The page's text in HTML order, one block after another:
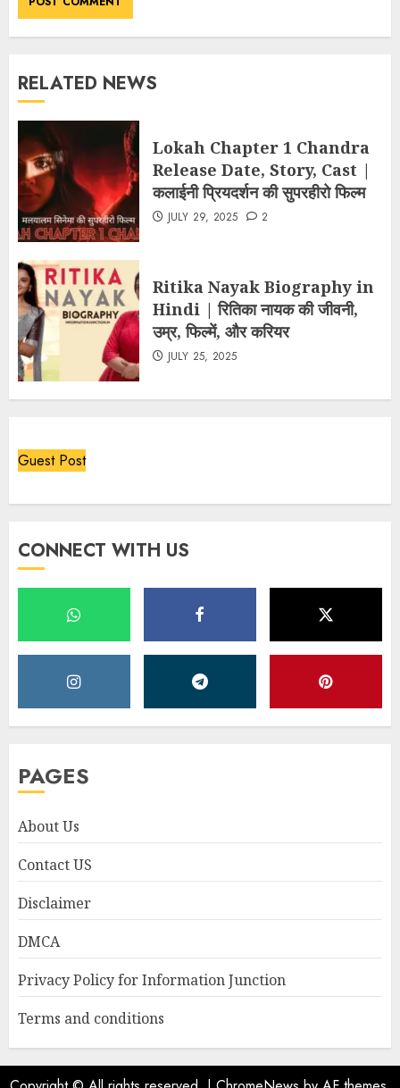
RELATED NEWS
Lokah Chapter 1 Chandra
Release Date, Story, Cast |
कलाईनी प्रियदर्शन की सुपरहीरो फिल्म
JULY 29, 2025 2
Ritika Nayak Biography in
Hindi | रितिका नायक की जीवनी,
उम्र, फिल्में, और करियर
JULY 25, 2025
Guest Post
CONNECT WITH US
PAGES
About Us
Contact US
Disclaimer
DMCA
Privacy Policy for Information Junction
Terms and conditions